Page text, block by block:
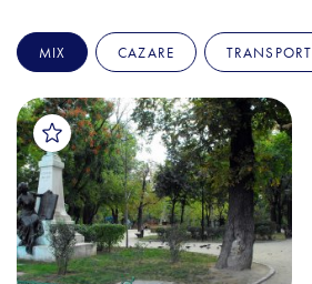
MIX CAZARE TRANSPORT